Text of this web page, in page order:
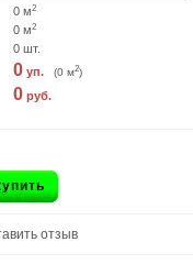
0 м2
0 м2
0 шт.
0 уп. (0 м2)
0 руб.
отзыв